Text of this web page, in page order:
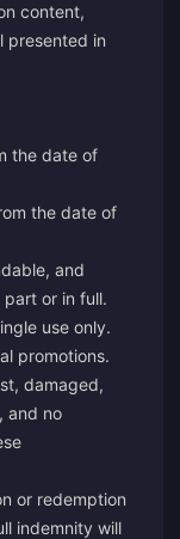
content,
presented in
the date of
the date of
and
or in full.
use only.
promotions.
damaged,
and no
or redemption
indemnity will